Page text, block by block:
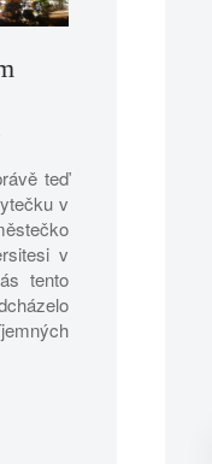
teď
v
v
tento